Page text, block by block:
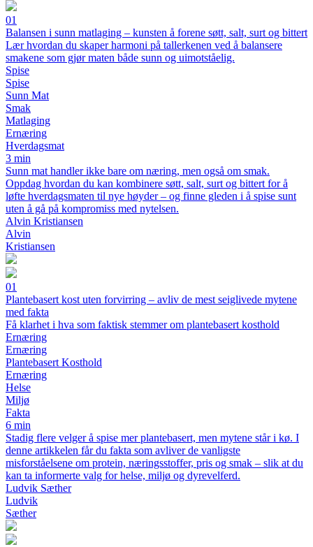
01
Balansen i sunn matlaging – kunsten å forene søtt, salt, surt og bittert
Lær hvordan du skaper harmoni på tallerkenen ved å balansere
smakene som gjør maten både sunn og uimotståelig.
Spise
Spise
Sunn Mat
Smak
Matlaging
Ernæring
Hverdagsmat
3 min
Sunn mat handler ikke bare om næring, men også om smak.
Oppdag hvordan du kan kombinere søtt, salt, surt og bittert for å
løfte hverdagsmaten til nye høyder – og finne gleden i å spise sunt
uten å gå på kompromiss med nytelsen.
Alvin Kristiansen
Alvin
Kristiansen
01
Plantebasert kost uten forvirring – avliv de mest seiglivede mytene
med fakta
Få klarhet i hva som faktisk stemmer om plantebasert kosthold
Ernæring
Ernæring
Plantebasert Kosthold
Ernæring
Helse
Miljø
Fakta
6 min
Stadig flere velger å spise mer plantebasert, men mytene står i kø. I
denne artikkelen får du fakta som avliver de vanligste
misforståelsene om protein, næringsstoffer, pris og smak – slik at du
kan ta informerte valg for helse, miljø og dyrevelferd.
Ludvik Sæther
Ludvik
Sæther